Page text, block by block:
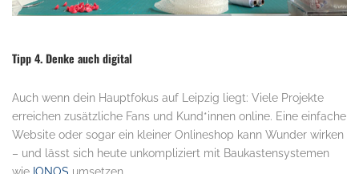
Tipp 4. Denke auch digital
Auch wenn dein Hauptfokus auf Leipzig liegt: Viele Projekte
erreichen zusätzliche Fans und Kund*innen online. Eine einfache
Website oder sogar ein kleiner Onlineshop kann Wunder wirken
– und lässt sich heute unkompliziert mit Baukastensystemen